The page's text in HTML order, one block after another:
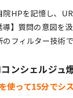
HPを記憶し、
】質問の意図を
フィルター技術
ンシェルジュ
使って15分で